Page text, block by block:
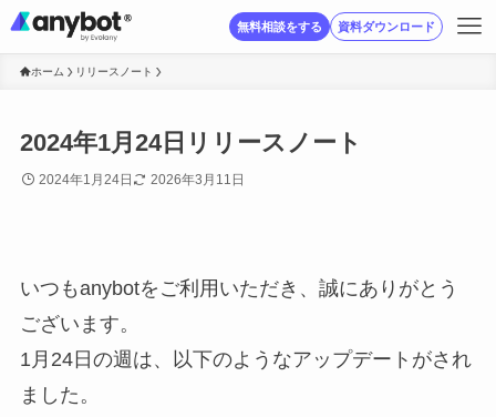
無料相談をする 資料ダウンロード
ホーム リリースノート
2024年1月24日リリースノート
2024年1月24日 2026年3月11日
いつもanybotをご利用いただき、誠にありがとう
ございます。
1月24日の週は、以下のようなアップデートがされ
ました。